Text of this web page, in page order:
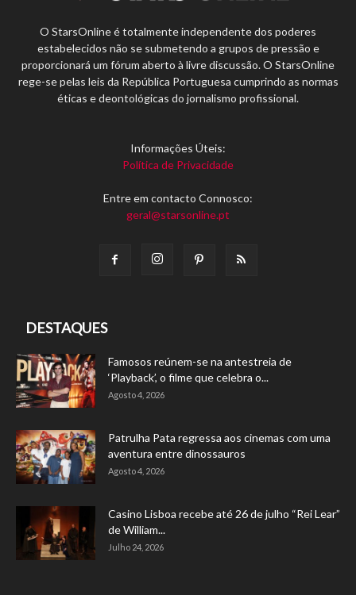
O StarsOnline é totalmente independente dos poderes
estabelecidos não se submetendo a grupos de pressão e
proporcionará um fórum aberto à livre discussão. O StarsOnline
rege-se pelas leis da República Portuguesa cumprindo as normas
éticas e deontológicas do jornalismo profissional.
Informações Úteis:
Política de Privacidade
Entre em contacto Connosco:
geral@starsonline.pt
DESTAQUES
Famosos reúnem-se na antestreia de
‘Playback’, o filme que celebra o...
Agosto 4, 2026
Patrulha Pata regressa aos cinemas com uma
aventura entre dinossauros
Agosto 4, 2026
Casino Lisboa recebe até 26 de julho “Rei Lear”
de William...
Julho 24, 2026